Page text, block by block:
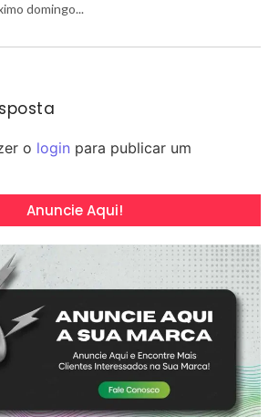
domingo...
o login para publicar um
Anuncie Aqui!